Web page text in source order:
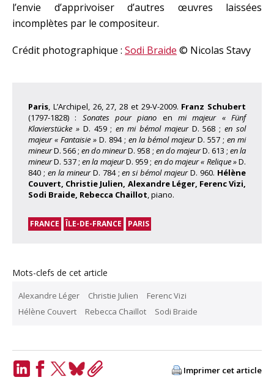
l’envie d’apprivoiser d’autres œuvres laissées
incomplètes par le compositeur.
Crédit photographique : Sodi Braide © Nicolas Stavy
Paris, L’Archipel, 26, 27, 28 et 29-V-2009. Franz Schubert
(1797-1828) : Sonates pour piano enmi majeur « Fünf
Klavierstücke »D. 459 ;en mi bémol majeurD. 568 ;en sol
majeur « Fantaisie » D. 894 ; en la bémol majeurD. 557 ; en mi
mineurD. 566 ;en do mineurD. 958 ; en do majeurD. 613 ; en la
mineurD. 537 ; en la majeurD. 959 ; en do majeur « Relique »D.
840 ; en la mineurD. 784 ;en si bémol majeurD. 960. Hélène
Couvert, Christie Julien, Alexandre Léger, Ferenc Vizi,
Sodi Braide, Rebecca Chaillot, piano.
FRANCE ÎLE-DE-FRANCE PARIS
Mots-clefs de cet article
Alexandre Léger Christie Julien
Ferenc Vizi
Hélène Couvert
Rebecca Chaillot Sodi Braide
Imprimer cet article